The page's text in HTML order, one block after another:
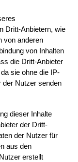
Dritt-Anbietern, wie
von anderen
von Inhalten
die Dritt-Anbieter
sie ohne die IP-
der Nutzer senden
dieser Inhalte
der Dritt-
der Nutzer für
aus den
erstellt